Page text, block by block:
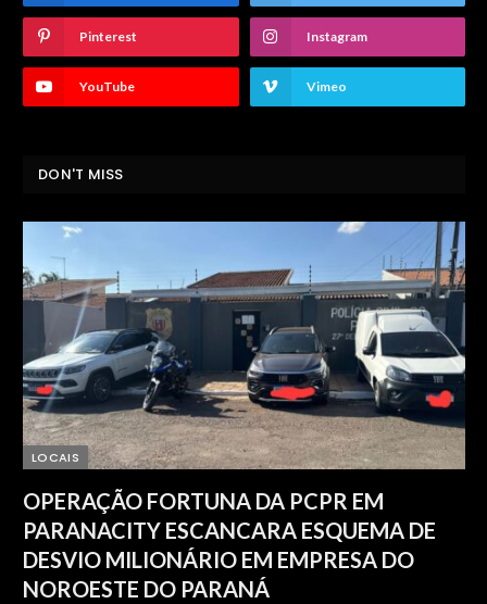
Pinterest Instagram
YouTube Vimeo
DON'T MISS
LOCAIS
OPERAÇÃO FORTUNA DA PCPR EM
PARANACITY ESCANCARA ESQUEMA DE
DESVIO MILIONÁRIO EM EMPRESA DO
NOROESTE DO PARANÁ